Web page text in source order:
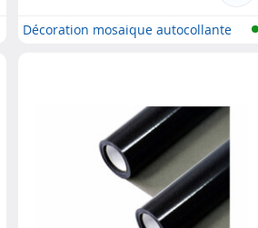
Décoration mosaique autocollante